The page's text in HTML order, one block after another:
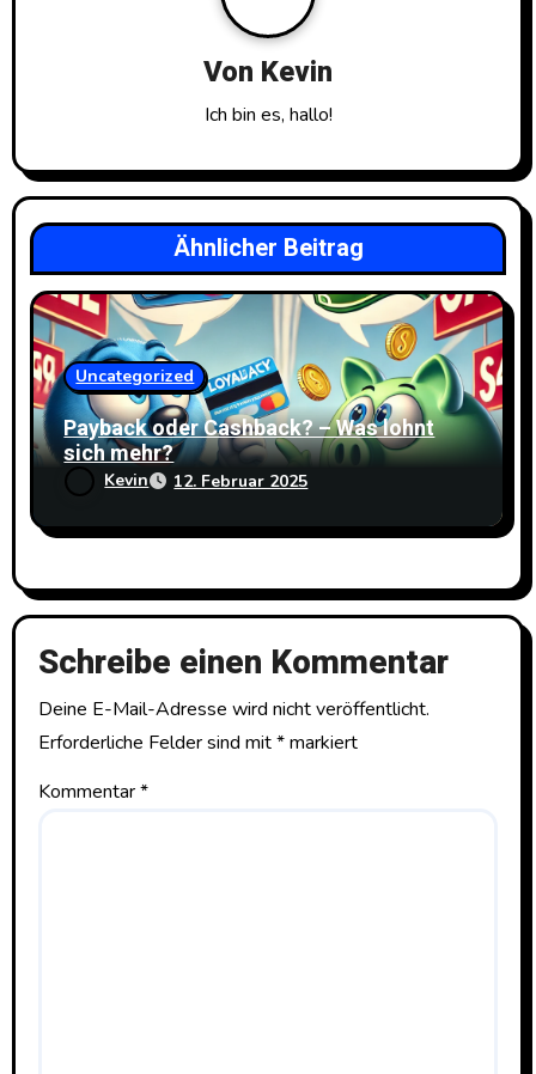
v
i
g
a
t
i
n
Von Kevin
Ich bin es, hallo!
Ähnlicher Beitrag
Uncategorized
Payback oder Cashback? – Was lohnt
sich mehr?
Kevin 12. Februar 2025
Schreibe einen Kommentar
Deine E-Mail-Adresse wird nicht veröffentlicht.
Erforderliche Felder sind mit*markiert
Kommentar*